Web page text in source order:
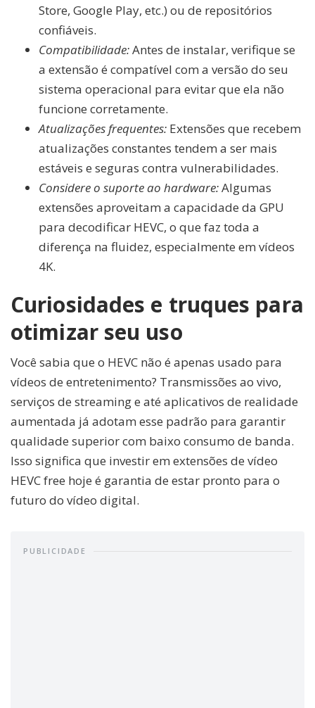
Store, Google Play, etc.) ou de repositórios
confiáveis.
Compatibilidade:Antes de instalar, verifique se
a extensão é compatível com a versão do seu
sistema operacional para evitar que ela não
funcione corretamente.
Atualizações frequentes: Extensões que recebem
atualizações constantes tendem a ser mais
estáveis e seguras contra vulnerabilidades.
Considere o suporte ao hardware:Algumas
extensões aproveitam a capacidade da GPU
para decodificar HEVC, o que faz toda a
diferença na fluidez, especialmente em vídeos
4K.
Curiosidades e truques para
otimizar seu uso
Você sabia que o HEVC não é apenas usado para
vídeos de entretenimento? Transmissões ao vivo,
serviços de streaming e até aplicativos de realidade
aumentada já adotam esse padrão para garantir
qualidade superior com baixo consumo de banda.
Isso significa que investir em extensões de vídeo
HEVC free hoje é garantia de estar pronto para o
futuro do vídeo digital.
PUBLICIDADE